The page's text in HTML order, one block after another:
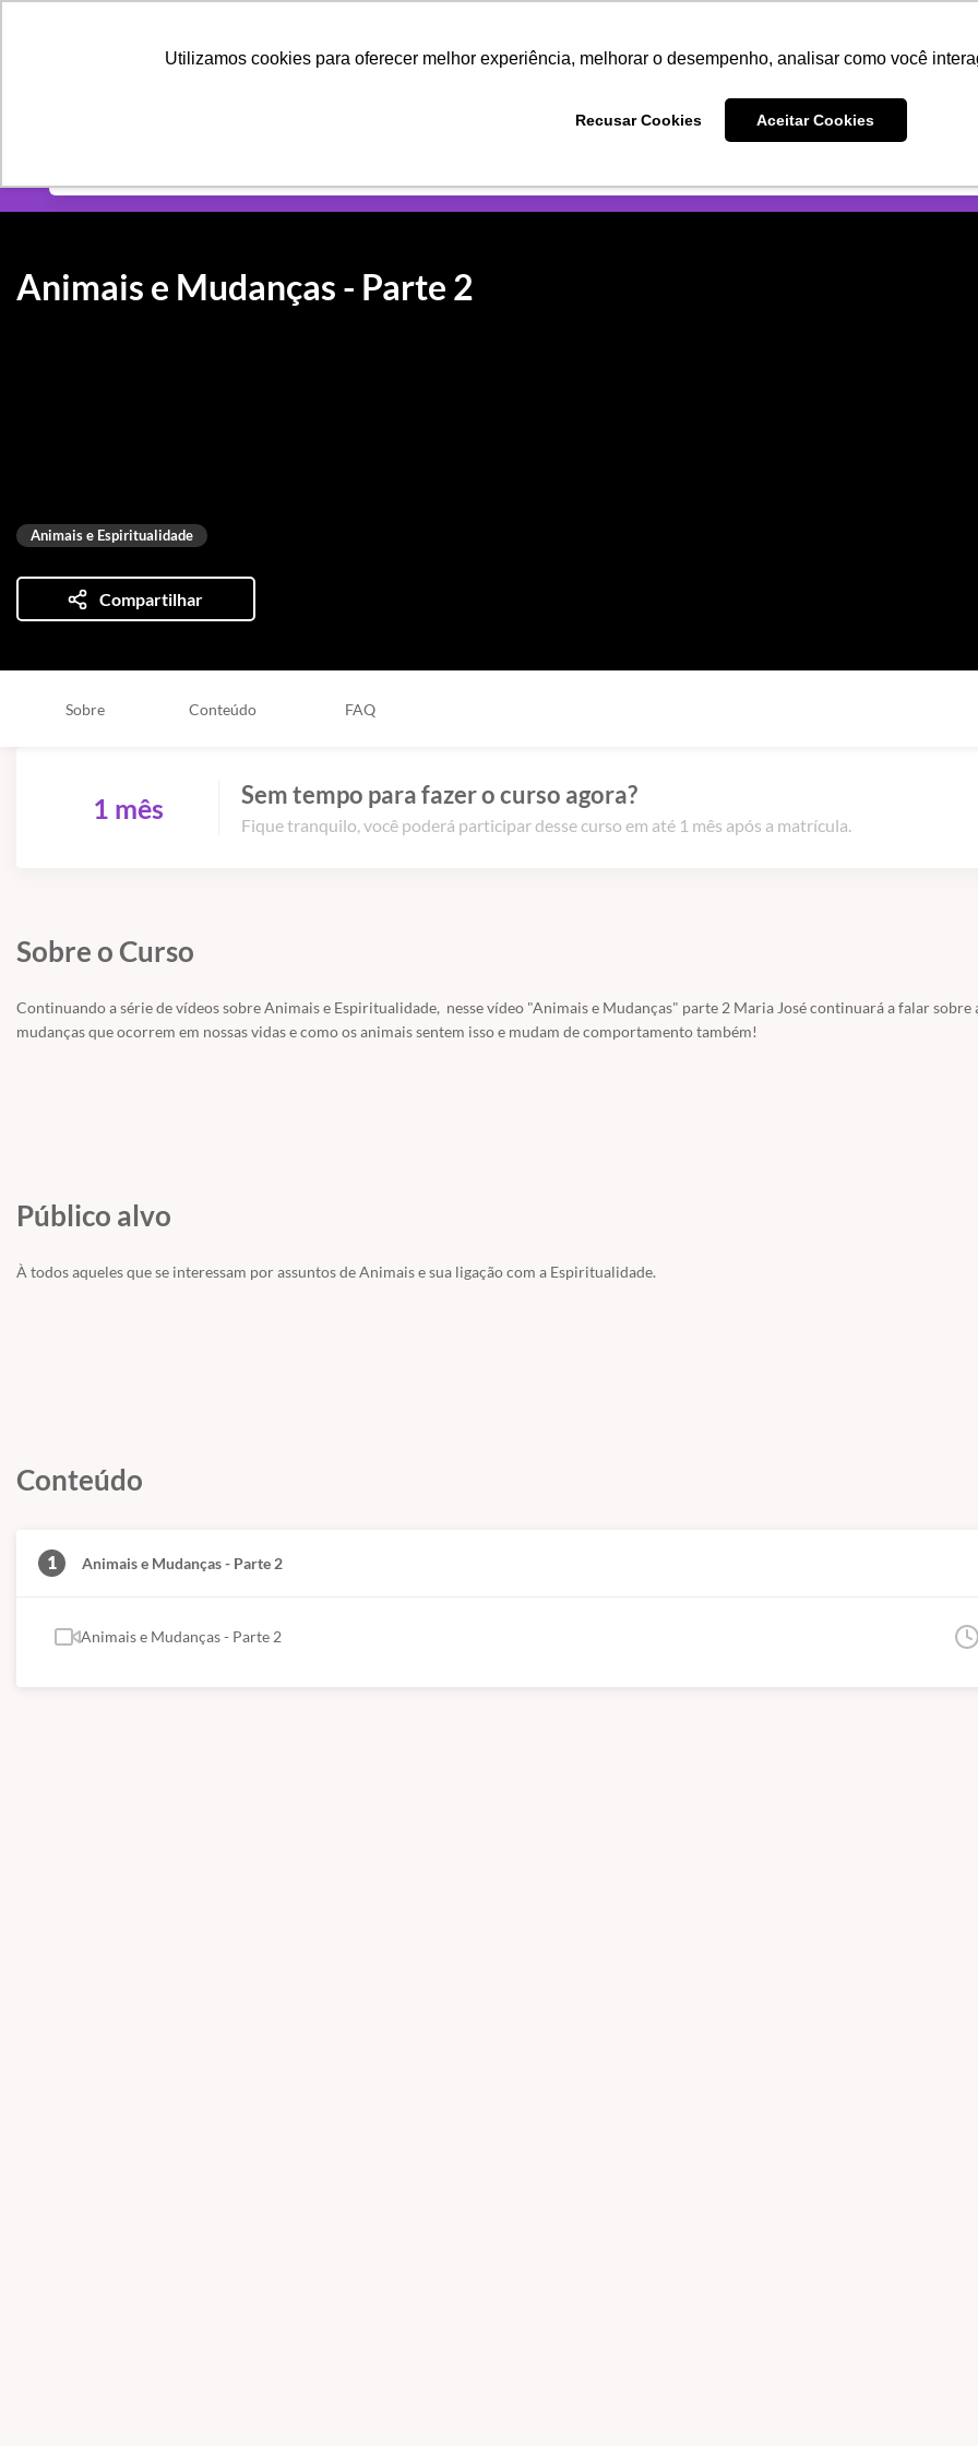
Utilizamos cookies para oferecer melhor experiência, melhorar o desempenho, analisar como você
Recusar Cookies Aceitar Cookies
PÁGINAS CONTEÚDOS CURSOS COMBOS
Animais e Mudanças - Parte 2
Animais e Espiritualidade
Compartilhar
Sobre Conteúdo FAQ
1 mês Sem tempo para fazer o curso agora?
Fique tranquilo, você poderá participar desse curso em até 1 mês após a matrícula.
Sobre o Curso
Continuando a série de vídeos sobre Animais e Espiritualidade, nesse vídeo "Animais e Mudanças" parte 2 Maria José continuará a falar sobre
mudanças que ocorrem em nossas vidas e como os animais sentem isso e mudam de comportamento também!
Público alvo
À todos aqueles que se interessam por assuntos de Animais e sua ligação com a Espiritualidade.
Conteúdo
1 Animais e Mudanças - Parte 2
Animais e Mudanças - Parte 2